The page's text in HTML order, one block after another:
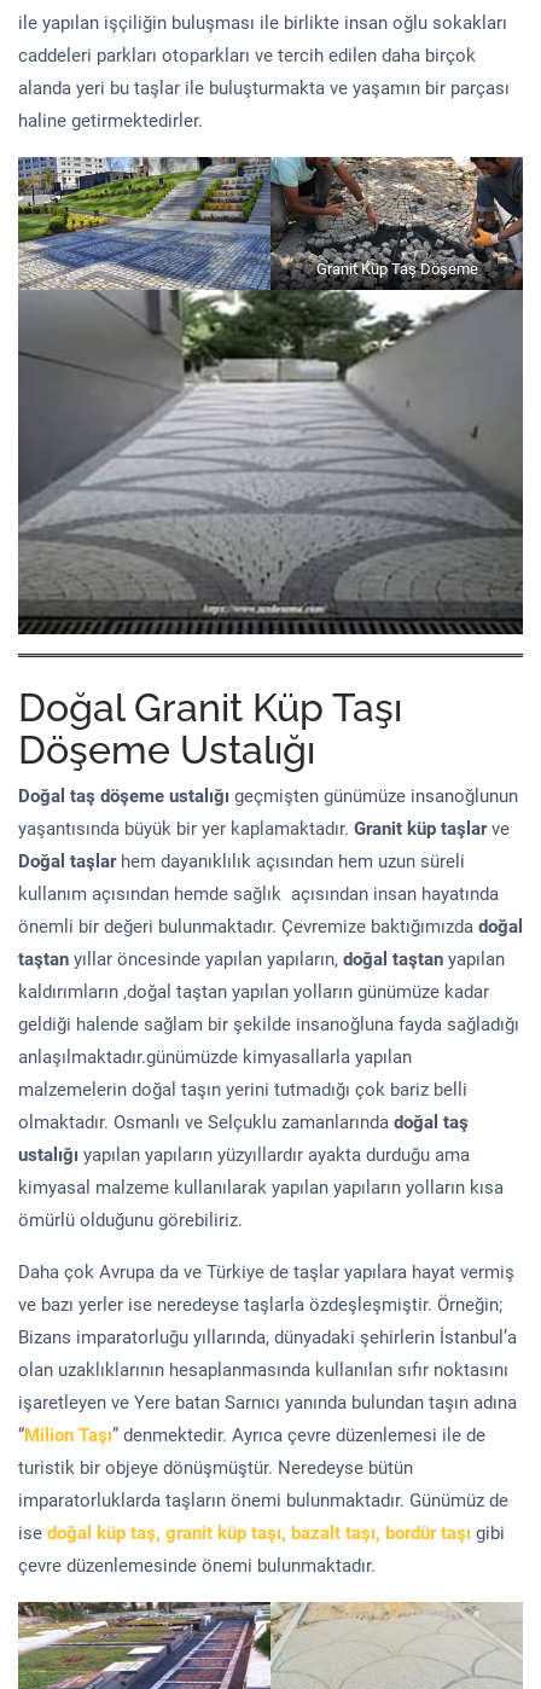
ile yapılan işçiliğin buluşması ile birlikte insan oğlu sokakları
caddeleri parkları otoparkları ve tercih edilen daha birçok
alanda yeri bu taşlar ile buluşturmakta ve yaşamın bir parçası
haline getirmektedirler.
Granit Küp Taş Döşeme
Doğal Granit Küp Taşı
Döşeme Ustalığı
Doğal taş döşeme ustalığı geçmişten günümüze insanoğlunun
yaşantısında büyük bir yer kaplamaktadır. Granit küp taşlarve
Doğal taşlar hem dayanıklılık açısından hem uzun süreli
kullanım açısından hemde sağlık açısından insan hayatında
önemli bir değeri bulunmaktadır. Çevremize baktığımızda doğal
taştan yıllar öncesinde yapılan yapıların, doğal taştan yapılan
kaldırımların ,doğal taştan yapılan yolların günümüze kadar
geldiği halende sağlam bir şekilde insanoğluna fayda sağladığı
anlaşılmaktadır.günümüzde kimyasallarla yapılan
malzemelerin doğal taşın yerini tutmadığı çok bariz belli
olmaktadır. Osmanlı ve Selçuklu zamanlarında doğal taş
ustalığı yapılan yapıların yüzyıllardır ayakta durduğu ama
kimyasal malzeme kullanılarak yapılan yapıların yolların kısa
ömürlü olduğunu görebiliriz.
Daha çok Avrupa da ve Türkiye de taşlar yapılara hayat vermiş
ve bazı yerler ise neredeyse taşlarla özdeşleşmiştir. Örneğin;
Bizans imparatorluğu yıllarında, dünyadaki şehirlerin İstanbul’a
olan uzaklıklarının hesaplanmasında kullanılan sıfır noktasını
işaretleyen ve Yere batan Sarnıcı yanında bulundan taşın adına
“Milion Taşı” denmektedir. Ayrıca çevre düzenlemesi ile de
turistik bir objeye dönüşmüştür. Neredeyse bütün
imparatorluklarda taşların önemi bulunmaktadır. Günümüz de
ise doğal küp taş, granit küp taşı, bazalt taşı, bordür taşı gibi
çevre düzenlemesinde önemi bulunmaktadır.